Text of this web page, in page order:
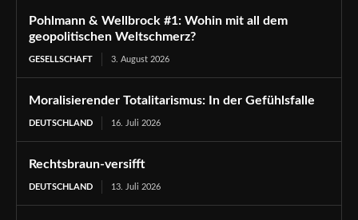
Pohlmann & Wellbrock #1: Wohin mit all dem
geopolitischen Weltschmerz?
GESELLSCHAFT 3. August 2026
Moralisierender Totalitarismus: In der Gefühlsfalle
DEUTSCHLAND 16. Juli 2026
Rechtsbraun-versifft
DEUTSCHLAND 13. Juli 2026